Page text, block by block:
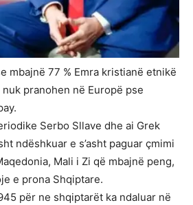
mbajnë 77 % Emra kristianë etnikë
pranohen në Europë pse
Serbo Sllave dhe ai Grek
ndëshkuar e s’asht paguar çmimi
Mali i Zi që mbajnë peng,
e prona Shqiptare.
për ne shqiptarët ka ndaluar në